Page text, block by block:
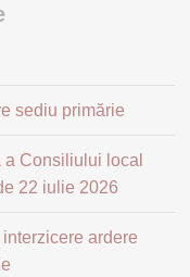
sediu primărie
Consiliului local
22 iulie 2026
ardere